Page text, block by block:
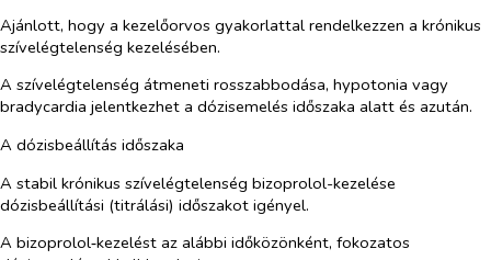
Ajánlott, hogy a kezelőorvos gyakorlattal rendelkezzen a krónikus
szívelégtelenség kezelésében.
A szívelégtelenség átmeneti rosszabbodása, hypotonia vagy
bradycardia jelentkezhet a dózisemelés időszaka alatt és azután.
A dózisbeállítás időszaka
A stabil krónikus szívelégtelenség bizoprolol-kezelése
dózisbeállítási (titrálási) időszakot igényel.
A bizoprolol‑kezelést az alábbi időközönként, fokozatos